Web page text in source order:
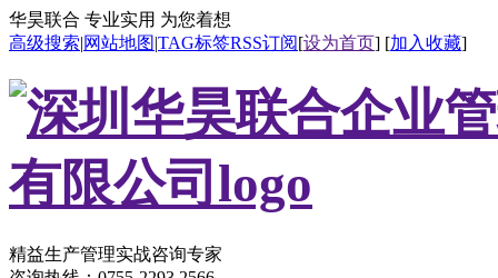
华昊联合 专业实用 为您着想
高级搜索|网站地图|TAG标签RSS订阅[设为首页] [加入收藏]
精益生产管理实战咨询专家